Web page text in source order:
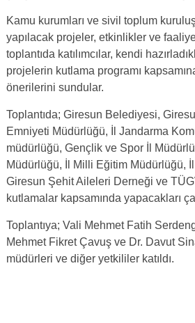
Kamu kurumları ve sivil toplum
yapılacak projeler, etkinlikler ve
toplantıda katılımcılar, kendi
projelerin kutlama programı
önerilerini sundular.
Toplantıda; Giresun Belediyesi,
Emniyeti Müdürlüğü, İl Jandarma
müdürlüğü, Gençlik ve Spor İl
Müdürlüğü, İl Milli Eğitim Müdürlüğü,
Giresun Şehit Aileleri Derneği ve
kutlamalar kapsamında yapacakları
Toplantıya; Vali Mehmet Fatih
Mehmet Fikret Çavuş ve Dr. Davut
müdürleri ve diğer yetkililer katıldı.